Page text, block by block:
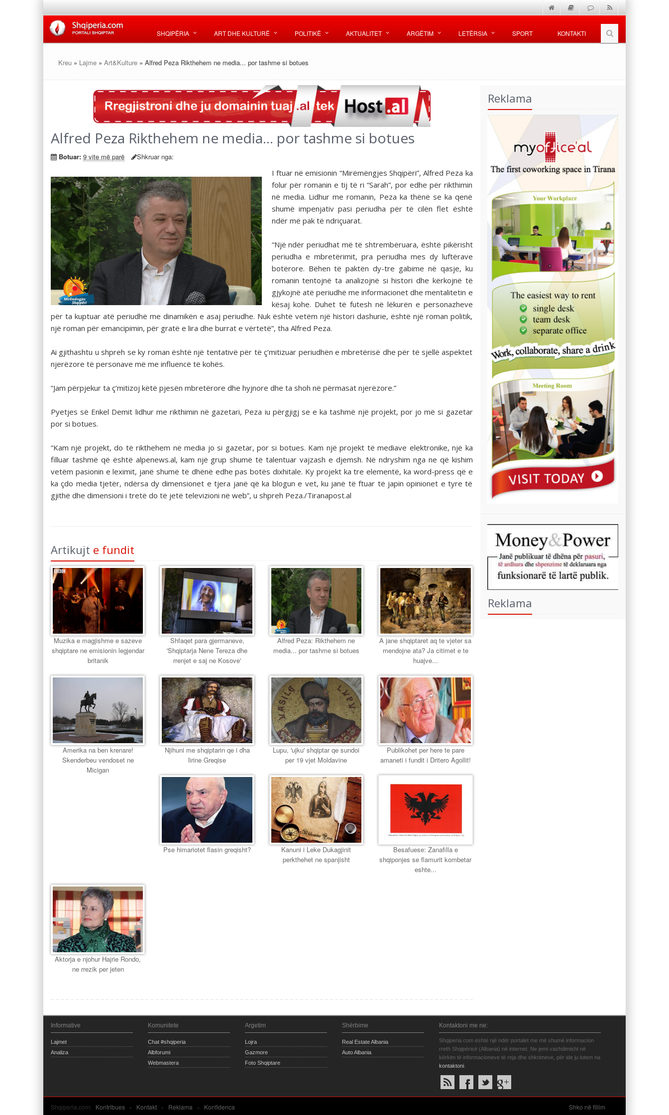
SHQIPËRIA ART DHE KULTURË POLITIKË AKTUALITET ARGËTIM LETËRSIA SPORT KONTAKTI
Kreu » Lajme » Art&Kulture » Alfred Peza Rikthehem ne media... por tashme si botues
Alfred Peza Rikthehem ne media... por tashme si botues
Botuar: 9 vite më parë Shkruar nga:
I ftuar në emisionin “Mirëmëngjes Shqipëri”, Alfred Peza ka
folur për romanin e tij të ri “Sarah”, por edhe për rikthimin
në media. Lidhur me romanin, Peza ka thënë se ka qenë
shumë impenjativ pasi periudha për të cilën flet është
ndër më pak të ndriçuarat.
“Një ndër periudhat më të shtrembëruara, është pikërisht
periudha e mbretërimit, pra periudha mes dy luftërave
botërore. Bëhen të paktën dy-tre gabime në qasje, ku
romanin tentojnë ta analizojnë si histori dhe kërkojnë të
gjykojnë atë periudhë me informacionet dhe mentalitetin e
kësaj kohe. Duhet të futesh në lëkurën e personazheve
për ta kuptuar atë periudhë me dinamikën e asaj periudhe. Nuk është vetëm një histori dashurie, është një roman politik,
një roman për emancipimin, për gratë e lira dhe burrat e vërtetë”, tha Alfred Peza.
Ai gjithashtu u shpreh se ky roman është një tentativë për të ç’mitizuar periudhën e mbretërisë dhe për të sjellë aspektet
njerëzore të personave më me influencë të kohës.
“Jam përpjekur ta ç’mitizoj këtë pjesën mbretërore dhe hyjnore dhe ta shoh në përmasat njerëzore.”
Pyetjes së Enkel Demit lidhur me rikthimin në gazetari, Peza iu përgjigj se e ka tashmë një projekt, por jo më si gazetar
por si botues.
“Kam një projekt, do të rikthehem në media jo si gazetar, por si botues. Kam një projekt të mediave elektronike, një ka
filluar tashmë që është alpenews.al, kam një grup shumë të talentuar vajzash e djemsh. Në ndryshim nga ne që kishim
vetëm pasionin e leximit, janë shumë të dhënë edhe pas botës dixhitale. Ky projekt ka tre elementë, ka word-press që e
ka çdo media tjetër, ndërsa dy dimensionet e tjera janë që ka blogun e vet, ku janë të ftuar të japin opinionet e tyre të
gjithë dhe dimensioni i tretë do të jetë televizioni në web”, u shpreh Peza./Tiranapost.al
Artikujt e fundit
Muzika e magjishme e sazeve
shqiptare ne emisionin legjendar
britanik
Shfaqet para gjermaneve,
'Shqiptarja Nene Tereza dhe
rrenjet e saj ne Kosove'
Alfred Peza: Rikthehem ne
media... por tashme si botues
A jane shqiptaret aq te vjeter sa
mendojne ata? Ja citimet e te
huajve...
Amerika na ben krenare!
Skenderbeu vendoset ne
Micigan
Njihuni me shqiptarin qe i dha
lirine Greqise
Lupu, 'ujku' shqiptar qe sundoi
per 19 vjet Moldavine
Publikohet per here te pare
amaneti i fundit i Dritero Agollit!
Pse himariotet flasin greqisht?
Kanuni i Leke Dukagjinit
perkthehet ne spanjisht
Besafuese: Zanafilla e
shqiponjes se flamurit kombetar
eshte...
Aktorja e njohur Hajrie Rondo,
ne rrezik per jeten
Reklama
Reklama
Informative
Lajmet
Analiza
Komunitete
Chat #shqiperia
Albforumi
Webmastera
Argetim
Lojra
Gazmore
Foto Shqiptare
Shërbime
Real Estate Albania
Auto Albania
Kontaktoni me ne:
Shqiperia.com është një ndër portalet me më shumë informacion
rreth Shqipërisë (Albania) në internet. Ne jemi vazhdimisht në
kërkim të informacioneve të reja dhe shkrimeve, për ide ju lutem na
kontaktoni
Shqiperia.com: Kontribues » Kontakt » Reklama » Konfidenca Shko në fillim